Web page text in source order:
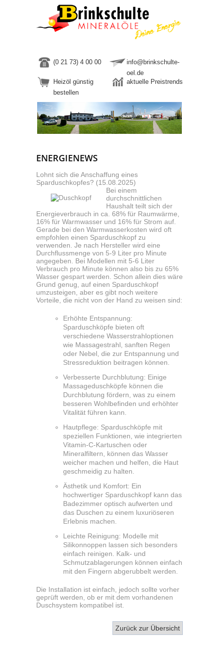
(0 21 73) 4 00 00
info@brinkschulte-
oel.de
Heizöl günstig
bestellen
aktuelle Preistrends
ENERGIENEWS
Lohnt sich die Anschaffung eines
Sparduschkopfes? (15.08.2025)
Bei einem
durchschnittlichen
Haushalt teilt sich der
Energieverbrauch in ca. 68% für Raumwärme,
16% für Warmwasser und 16% für Strom auf.
Gerade bei den Warmwasserkosten wird oft
empfohlen einen Sparduschkopf zu
verwenden. Je nach Hersteller wird eine
Durchflussmenge von 5-9 Liter pro Minute
angegeben. Bei Modellen mit 5-6 Liter
Verbrauch pro Minute können also bis zu 65%
Wasser gespart werden. Schon allein dies wäre
Grund genug, auf einen Sparduschkopf
umzusteigen, aber es gibt noch weitere
Vorteile, die nicht von der Hand zu weisen sind:
Erhöhte Entspannung:
Sparduschköpfe bieten oft
verschiedene Wasserstrahloptionen
wie Massagestrahl, sanften Regen
oder Nebel, die zur Entspannung und
Stressreduktion beitragen können.
Verbesserte Durchblutung: Einige
Massageduschköpfe können die
Durchblutung fördern, was zu einem
besseren Wohlbefinden und erhöhter
Vitalität führen kann.
Hautpflege: Sparduschköpfe mit
speziellen Funktionen, wie integrierten
Vitamin-C-Kartuschen oder
Mineralfiltern, können das Wasser
weicher machen und helfen, die Haut
geschmeidig zu halten.
Ästhetik und Komfort: Ein
hochwertiger Sparduschkopf kann das
Badezimmer optisch aufwerten und
das Duschen zu einem luxuriöseren
Erlebnis machen.
Leichte Reinigung: Modelle mit
Silikonnoppen lassen sich besonders
einfach reinigen. Kalk- und
Schmutzablagerungen können einfach
mit den Fingern abgerubbelt werden.
Die Installation ist einfach, jedoch sollte vorher
geprüft werden, ob er mit dem vorhandenen
Duschsystem kompatibel ist.
Zurück zur Übersicht